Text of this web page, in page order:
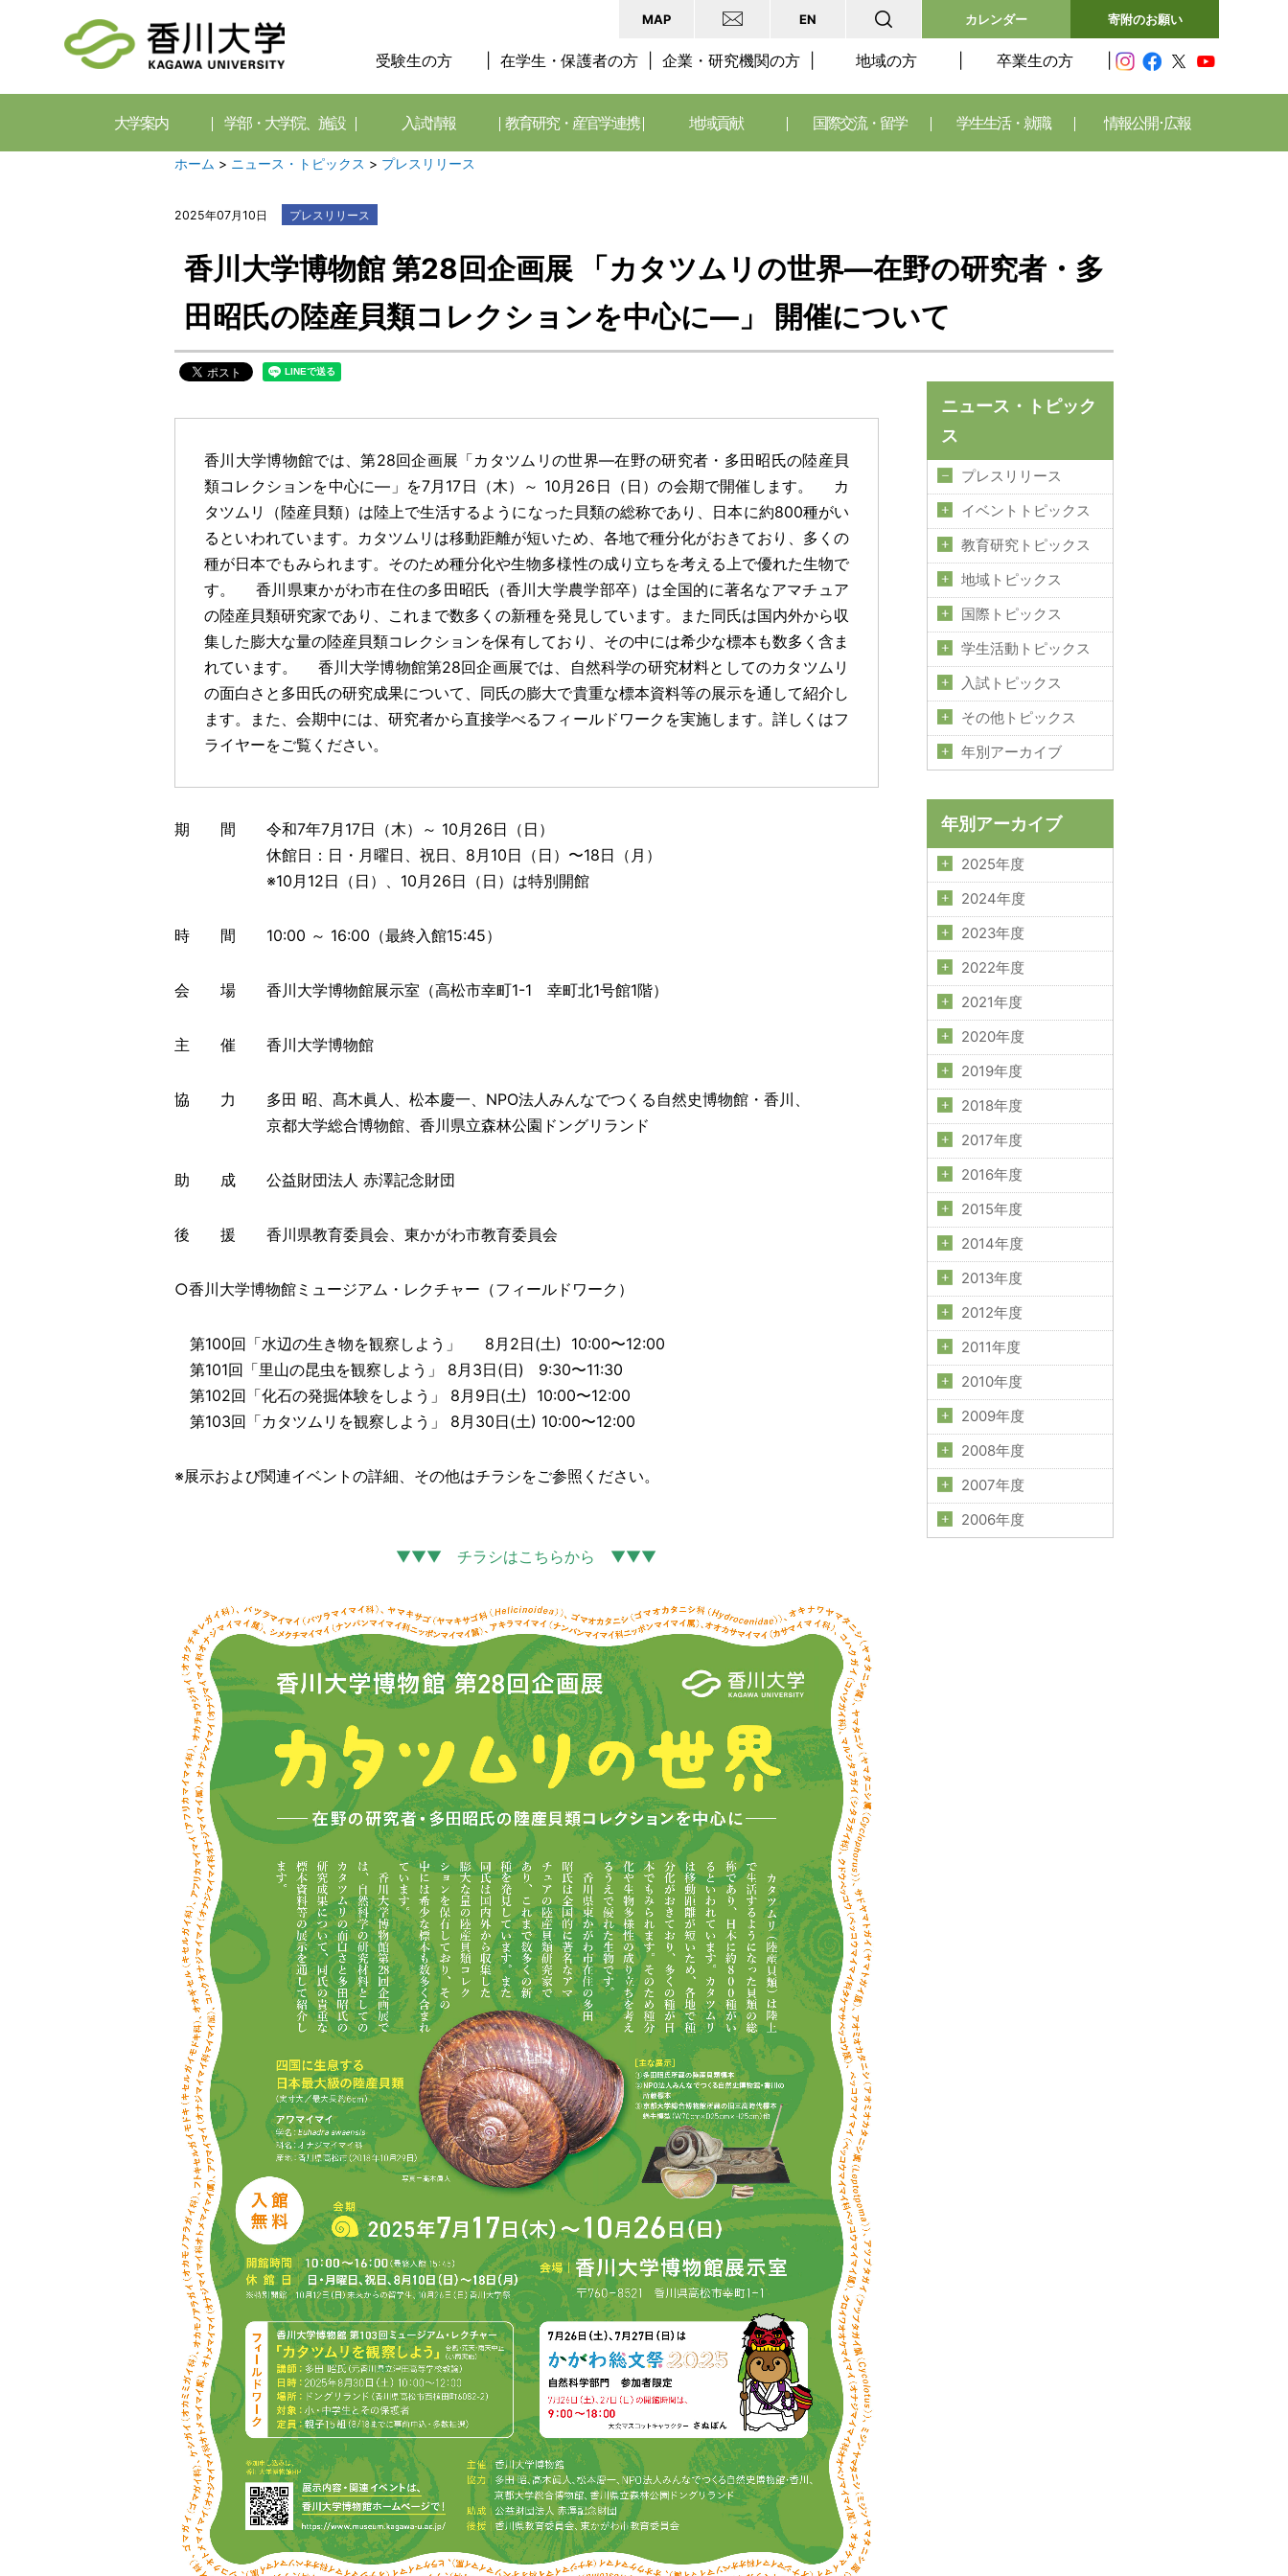
MAP EN カレンダー 寄附のお願い
受験生の方 在学生・保護者の方 企業・研究機関の方 地域の方 卒業生の方
大学案内 学部・大学院、施設 入試情報 教育研究・産官学連携 地域貢献 国際交流・留学 学生生活・就職 情報公開･広報
ホーム > ニュース・トピックス > プレスリリース
2025年07月10日 プレスリリース
香川大学博物館 第28回企画展 「カタツムリの世界―在野の研究者・多
田昭氏の陸産貝類コレクションを中心に―」 開催について
香川大学博物館では、第28回企画展「カタツムリの世界―在野の研究者・多田昭氏の陸産貝
類コレクションを中心に―」を7月17日（木）～ 10月26日（日）の会期で開催します。 カ
タツムリ（陸産貝類）は陸上で生活するようになった貝類の総称であり、日本に約800種がい
るといわれています。カタツムリは移動距離が短いため、各地で種分化がおきており、多くの
種が日本でもみられます。そのため種分化や生物多様性の成り立ちを考える上で優れた生物で
す。 香川県東かがわ市在住の多田昭氏（香川大学農学部卒）は全国的に著名なアマチュア
の陸産貝類研究家であり、これまで数多くの新種を発見しています。また同氏は国内外から収
集した膨大な量の陸産貝類コレクションを保有しており、その中には希少な標本も数多く含ま
れています。 香川大学博物館第28回企画展では、自然科学の研究材料としてのカタツムリ
の面白さと多田氏の研究成果について、同氏の膨大で貴重な標本資料等の展示を通して紹介し
ます。また、会期中には、研究者から直接学べるフィールドワークを実施します。詳しくはフ
ライヤーをご覧ください。
期 間 令和7年7月17日（木）～ 10月26日（日）
休館日：日・月曜日、祝日、8月10日（日）〜18日（月）
※10月12日（日）、10月26日（日）は特別開館
時 間 10:00 ～ 16:00（最終入館15:45）
会 場 香川大学博物館展示室（高松市幸町1-1 幸町北1号館1階）
主 催 香川大学博物館
協 力 多田 昭、髙木眞人、松本慶一、NPO法人みんなでつくる自然史博物館・香川、
京都大学総合博物館、香川県立森林公園ドングリランド
助 成 公益財団法人 赤澤記念財団
後 援 香川県教育委員会、東かがわ市教育委員会
○香川大学博物館ミュージアム・レクチャー（フィールドワーク）
第100回「水辺の生き物を観察しよう」 8月2日(土) 10:00〜12:00
第101回「里山の昆虫を観察しよう」 8月3日(日) 9:30〜11:30
第102回「化石の発掘体験をしよう」 8月9日(土) 10:00〜12:00
第103回「カタツムリを観察しよう」 8月30日(土) 10:00〜12:00
※展示および関連イベントの詳細、その他はチラシをご参照ください。
▼▼▼ チラシはこちらから ▼▼▼
ニュース・トピック
ス
プレスリリース
イベントトピックス
教育研究トピックス
地域トピックス
国際トピックス
学生活動トピックス
入試トピックス
その他トピックス
年別アーカイブ
年別アーカイブ
2025年度
2024年度
2023年度
2022年度
2021年度
2020年度
2019年度
2018年度
2017年度
2016年度
2015年度
2014年度
2013年度
2012年度
2011年度
2010年度
2009年度
2008年度
2007年度
2006年度